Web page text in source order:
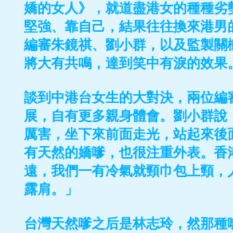
嬌的女人》，就道盡港女的種種劣
堅強、靠自己，結果往往換來港男
編審朱鏡祺、劉小群，以及監製關
將大有共鳴，達到笑中有淚的效果。
談到中港台女生的大對決，兩位編
展，自有更多親身體會。劉小群說
厲害，坐下來前面走光，站起來後
有天然的嬌嗲，也很注重外表。香
遠，我們一有冷氣就頸巾包上頸，
露肩。」
台灣天然嗲之后是林志玲，然那種